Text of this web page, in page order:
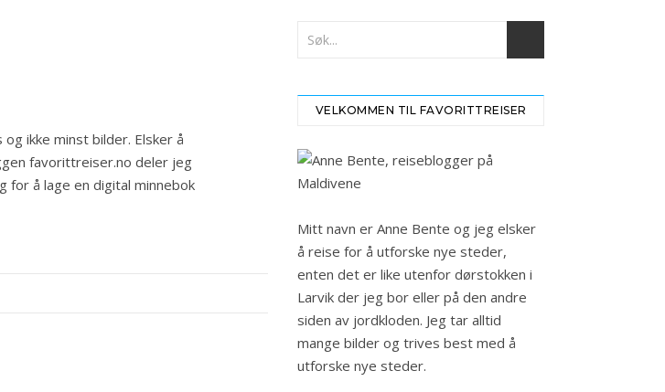
ikke minst bilder. Elsker å
favorittreiser.no deler jeg
for å lage en digital minnebok
VELKOMMEN TIL FAVORITTREISER
Mitt navn er Anne Bente og jeg elsker
å reise for å utforske nye steder,
enten det er like utenfor dørstokken i
Larvik der jeg bor eller på den andre
siden av jordkloden. Jeg tar alltid
mange bilder og trives best med å
utforske nye steder.